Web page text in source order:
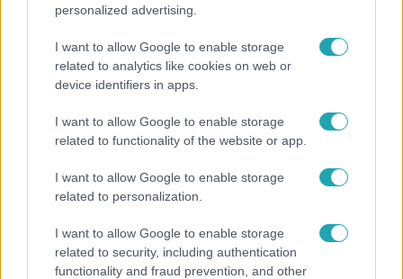
personalized advertising.
I want to allow Google to enable storage
related to analytics like cookies on web or
device identifiers in apps.
I want to allow Google to enable storage
related to functionality of the website or app.
I want to allow Google to enable storage
related to personalization.
I want to allow Google to enable storage
related to security, including authentication
functionality and fraud prevention, and other
Reggeli
„Ha olyan ember keresne meg, akkor sem
vállalnám!” – Détár Enikő megszólalt a politikai
megkeresésekkel kapcsolatban